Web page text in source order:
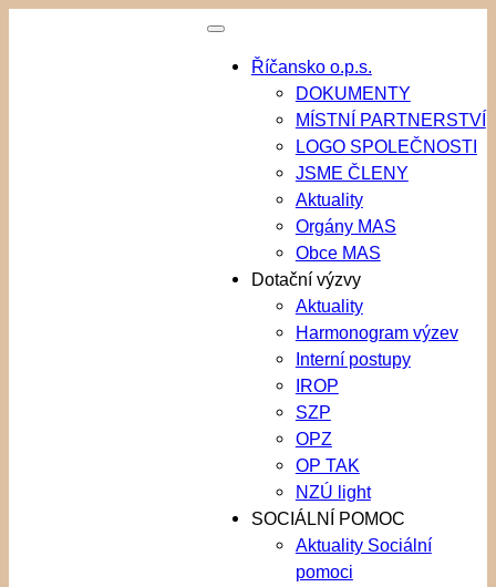
Říčansko o.p.s.
DOKUMENTY
MÍSTNÍ PARTNERSTVÍ
LOGO SPOLEČNOSTI
JSME ČLENY
Aktuality
Orgány MAS
Obce MAS
Dotační výzvy
Aktuality
Harmonogram výzev
Interní postupy
IROP
SZP
OPZ
OP TAK
NZÚ light
SOCIÁLNÍ POMOC
Aktuality Sociální
pomoci